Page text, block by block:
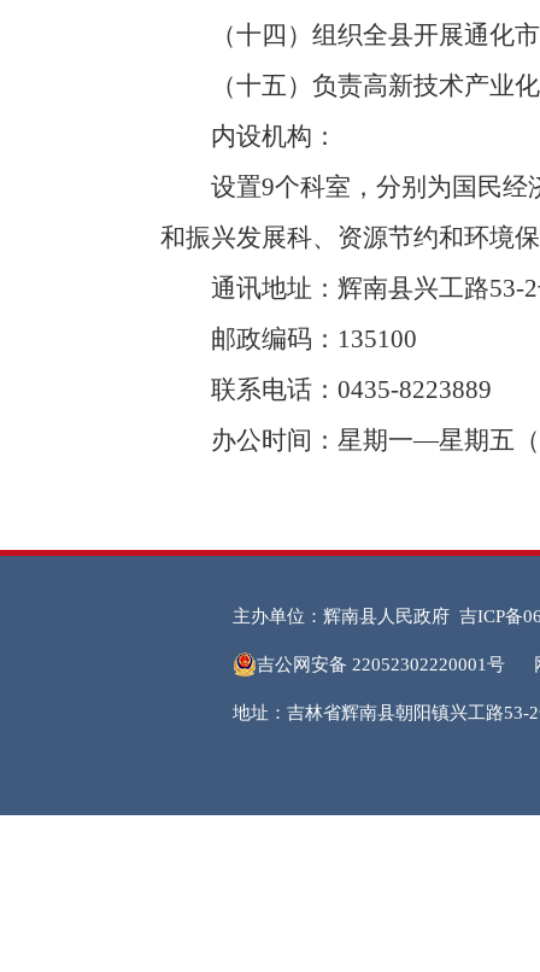
（十四）组织全县开展通化市
（十五）负责高新技术产业化
内设机构：
设置9个科室，分别为国民经
和振兴发展科、资源节约和环境
通讯地址：辉南县兴工路53-
邮政编码：135100
联系电话：0435-8223889
办公时间：星期一—星期五
主办单位：辉南县人民政府 吉ICP备
吉公网安备 22052302220001号
地址：吉林省辉南县朝阳镇兴工路53-